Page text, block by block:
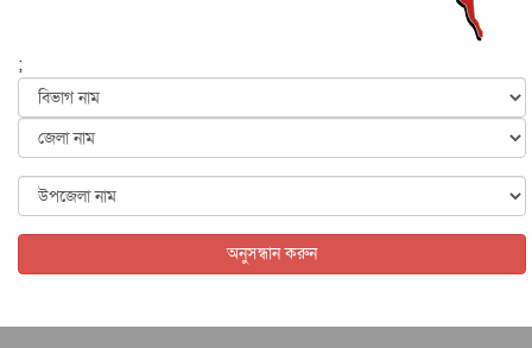
পৃথিবীর দিকে আসছে বিধ্বংসী বস্তু, পারমাণবিক বোমা দিয়ে করা
আন্তর্জাতিক ৫ আগস্ট, ২০২৬
কেনিয়ায় ১৫ হাতির রহস্যজনক মৃত্যু, সন্দেহের মুখে কীটনাশকের
আন্তর্জাতিক ৫ আগস্ট, ২০২৬
;
অনুসন্ধান করুন